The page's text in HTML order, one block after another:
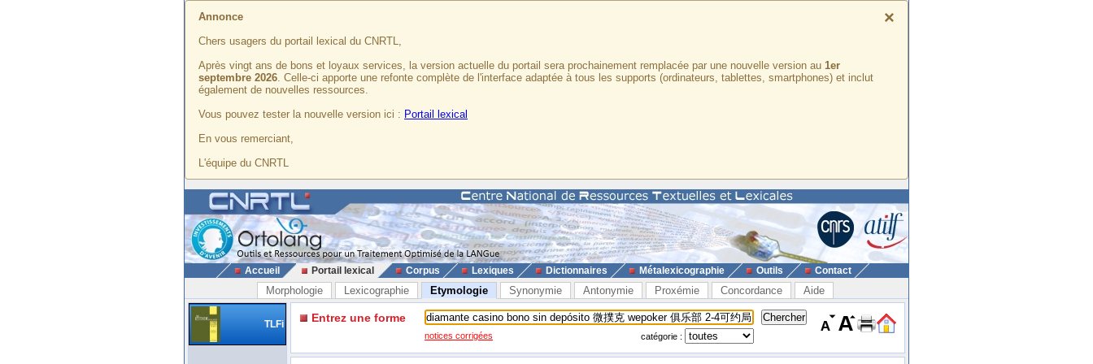
×
Annonce
Chers usagers du portail lexical du CNRTL,
Après vingt ans de bons et loyaux services, la version actuelle du portail sera prochainement remplacée par une nouvelle version au 1er
septembre 2026. Celle-ci apporte une refonte complète de l'interface adaptée à tous les supports (ordinateurs, tablettes, smartphones) et inclut
également de nouvelles ressources.
Vous pouvez tester la nouvelle version ici : Portail lexical
En vous remerciant,
L'équipe du CNRTL
Accueil Portail lexical Corpus Lexiques Dictionnaires Métalexicographie Outils Contact
Morphologie Lexicographie Etymologie Synonymie Antonymie Proxémie Concordance Aide
TLFi Entrez une forme
notices corrigées catégorie :